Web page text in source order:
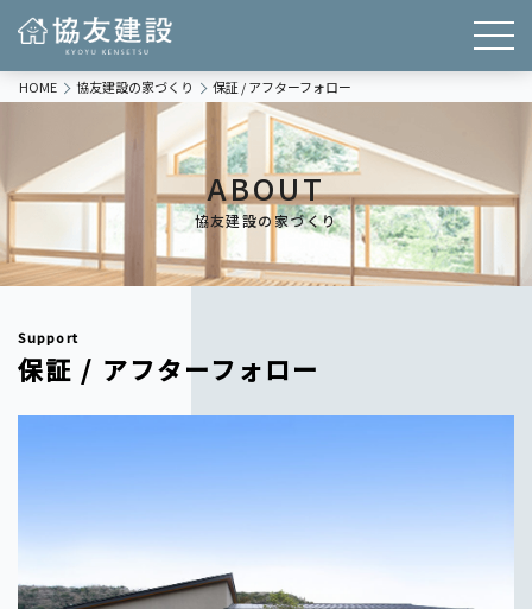
ABOUT
協友建設の家づくり
HOME 協友建設の家づくり 保証 / アフターフォロー
Support
保証 / アフターフォロー